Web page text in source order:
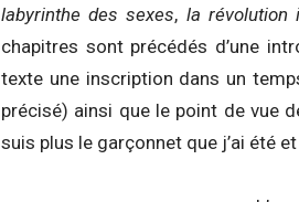
labyrinthe des sexes, la révolution
chapitres sont précédés d’une
texte une inscription dans un
précisé) ainsi que le point de vue
suis plus le garçonnet que j’ai été